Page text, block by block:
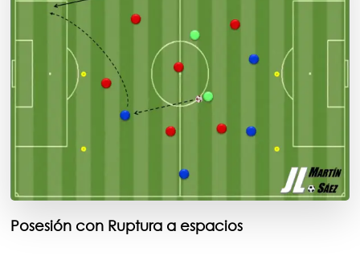
Posesión con Ruptura a espacios